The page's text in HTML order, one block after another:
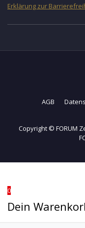
Erklärung zur
AGB
Copyright © FORUM
0
Dein